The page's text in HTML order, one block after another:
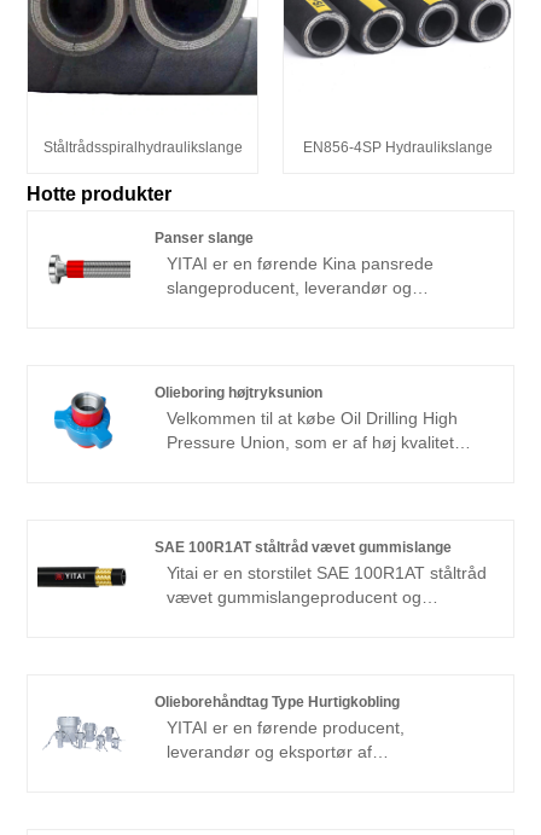
Ståltrådsspiralhydraulikslange EN856-4SP Hydraulikslange
Hotte produkter
Panser slange
YITAI er en førende Kina pansrede
slangeproducent, leverandør og
de fleste af de europæiske og
amerikanske markeder. Vi ser frem til at
blive din langsigtede partner i Kina.
Olieboring højtryksunion
Velkommen til at købe Oil Drilling High
Pressure Union, som er af høj kvalitet
prisfordel og dækker de fleste af de
europæiske og amerikanske markeder. Vi
ser frem til at blive din langsigtede partner
SAE 100R1AT ståltråd vævet gummislange
Yitai er en storstilet SAE 100R1AT ståltråd
vævet gummislangeproducent og
og dækker de fleste af de europæiske og
amerikanske markeder. Vi ser frem til at
blive din langsigtede partner i Kina.
Olieborehåndtag Type Hurtigkobling
YITAI er en førende producent,
leverandør og eksportør af